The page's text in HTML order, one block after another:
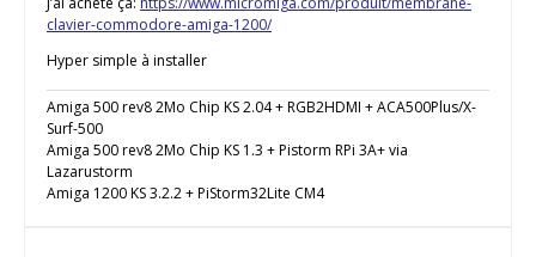
clavier-commodore-amiga-1200/
Hyper simple à installer
Amiga 500 rev8 2Mo Chip KS 2.04 + RGB2HDMI + ACA500Plus/X-
Surf-500
Amiga 500 rev8 2Mo Chip KS 1.3 + Pistorm RPi 3A+ via
Lazarustorm
Amiga 1200 KS 3.2.2 + PiStorm32Lite CM4